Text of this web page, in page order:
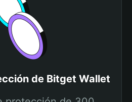
de Bitget Wallet